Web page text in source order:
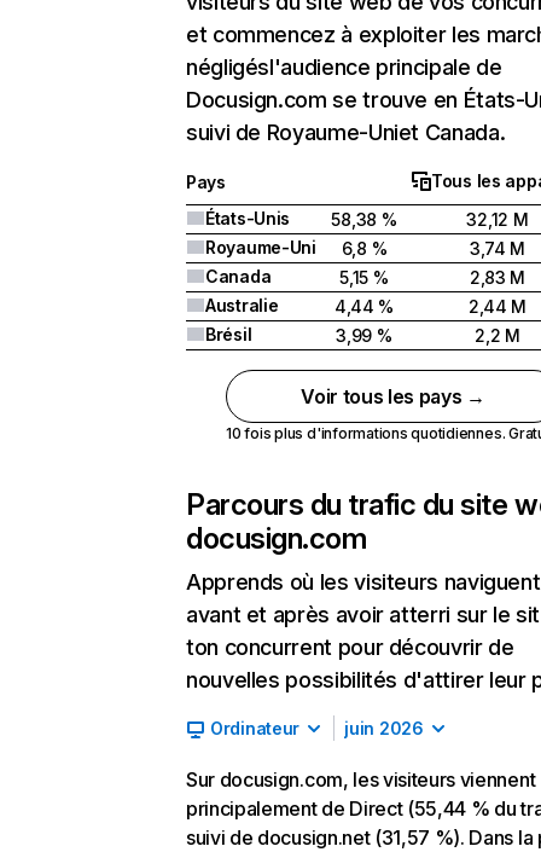
et commencez à exploiter les
négligésl'audience principale de
Docusign.com se trouve en États-
suivi de Royaume-Uniet Canada.
Pays
Tous les
États-Unis
58,38 %
32,12 M
Royaume-Uni
6,8 %
3,74 M
Canada
5,15 %
2,83 M
Australie
4,44 %
2,44 M
Brésil
3,99 % 2,2 M
Voir tous les pays →
10 fois plus d'informations quotidiennes.
Parcours du trafic du site
docusign.com
Apprends où les visiteurs naviguent
avant et après avoir atterri sur le
ton concurrent pour découvrir de
nouvelles possibilités d'attirer leur
Ordinateur juin 2026
Sur docusign.com, les visiteurs viennent
principalement de Direct (55,44 % du
suivi de docusign.net (31,57 %). Dans la